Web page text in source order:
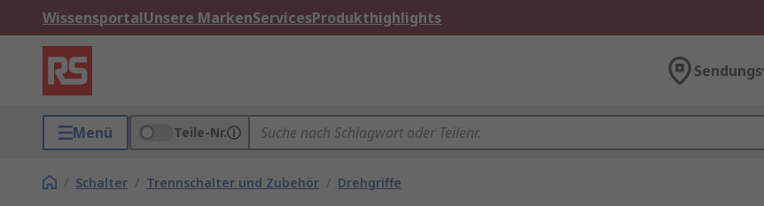
WissensportalUnsere MarkenServicesProdukthighlights
Menü Teile-Nr.
/ Schalter / Trennschalter und Zubehör / Drehgriffe